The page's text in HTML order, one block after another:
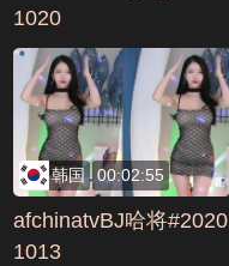
1020
韩国 00:02:55
afchinatvBJ哈将#2020
1013